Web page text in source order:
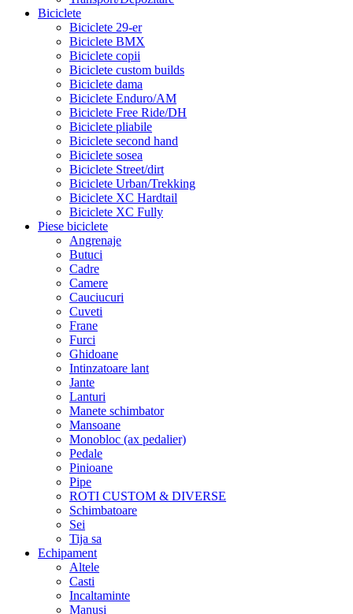
Biciclete
Biciclete 29-er
Biciclete BMX
Biciclete copii
Biciclete custom builds
Biciclete dama
Biciclete Enduro/AM
Biciclete Free Ride/DH
Biciclete pliabile
Biciclete second hand
Biciclete sosea
Biciclete Street/dirt
Biciclete Urban/Trekking
Biciclete XC Hardtail
Biciclete XC Fully
Piese biciclete
Angrenaje
Butuci
Cadre
Camere
Cauciucuri
Cuveti
Frane
Furci
Ghidoane
Intinzatoare lant
Jante
Lanturi
Manete schimbator
Mansoane
Monobloc (ax pedalier)
Pedale
Pinioane
Pipe
ROTI CUSTOM & DIVERSE
Schimbatoare
Sei
Tija sa
Echipament
Altele
Casti
Incaltaminte
Manusi